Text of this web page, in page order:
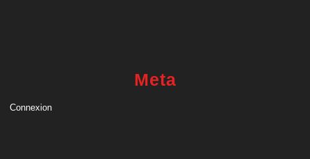
Meta
Connexion